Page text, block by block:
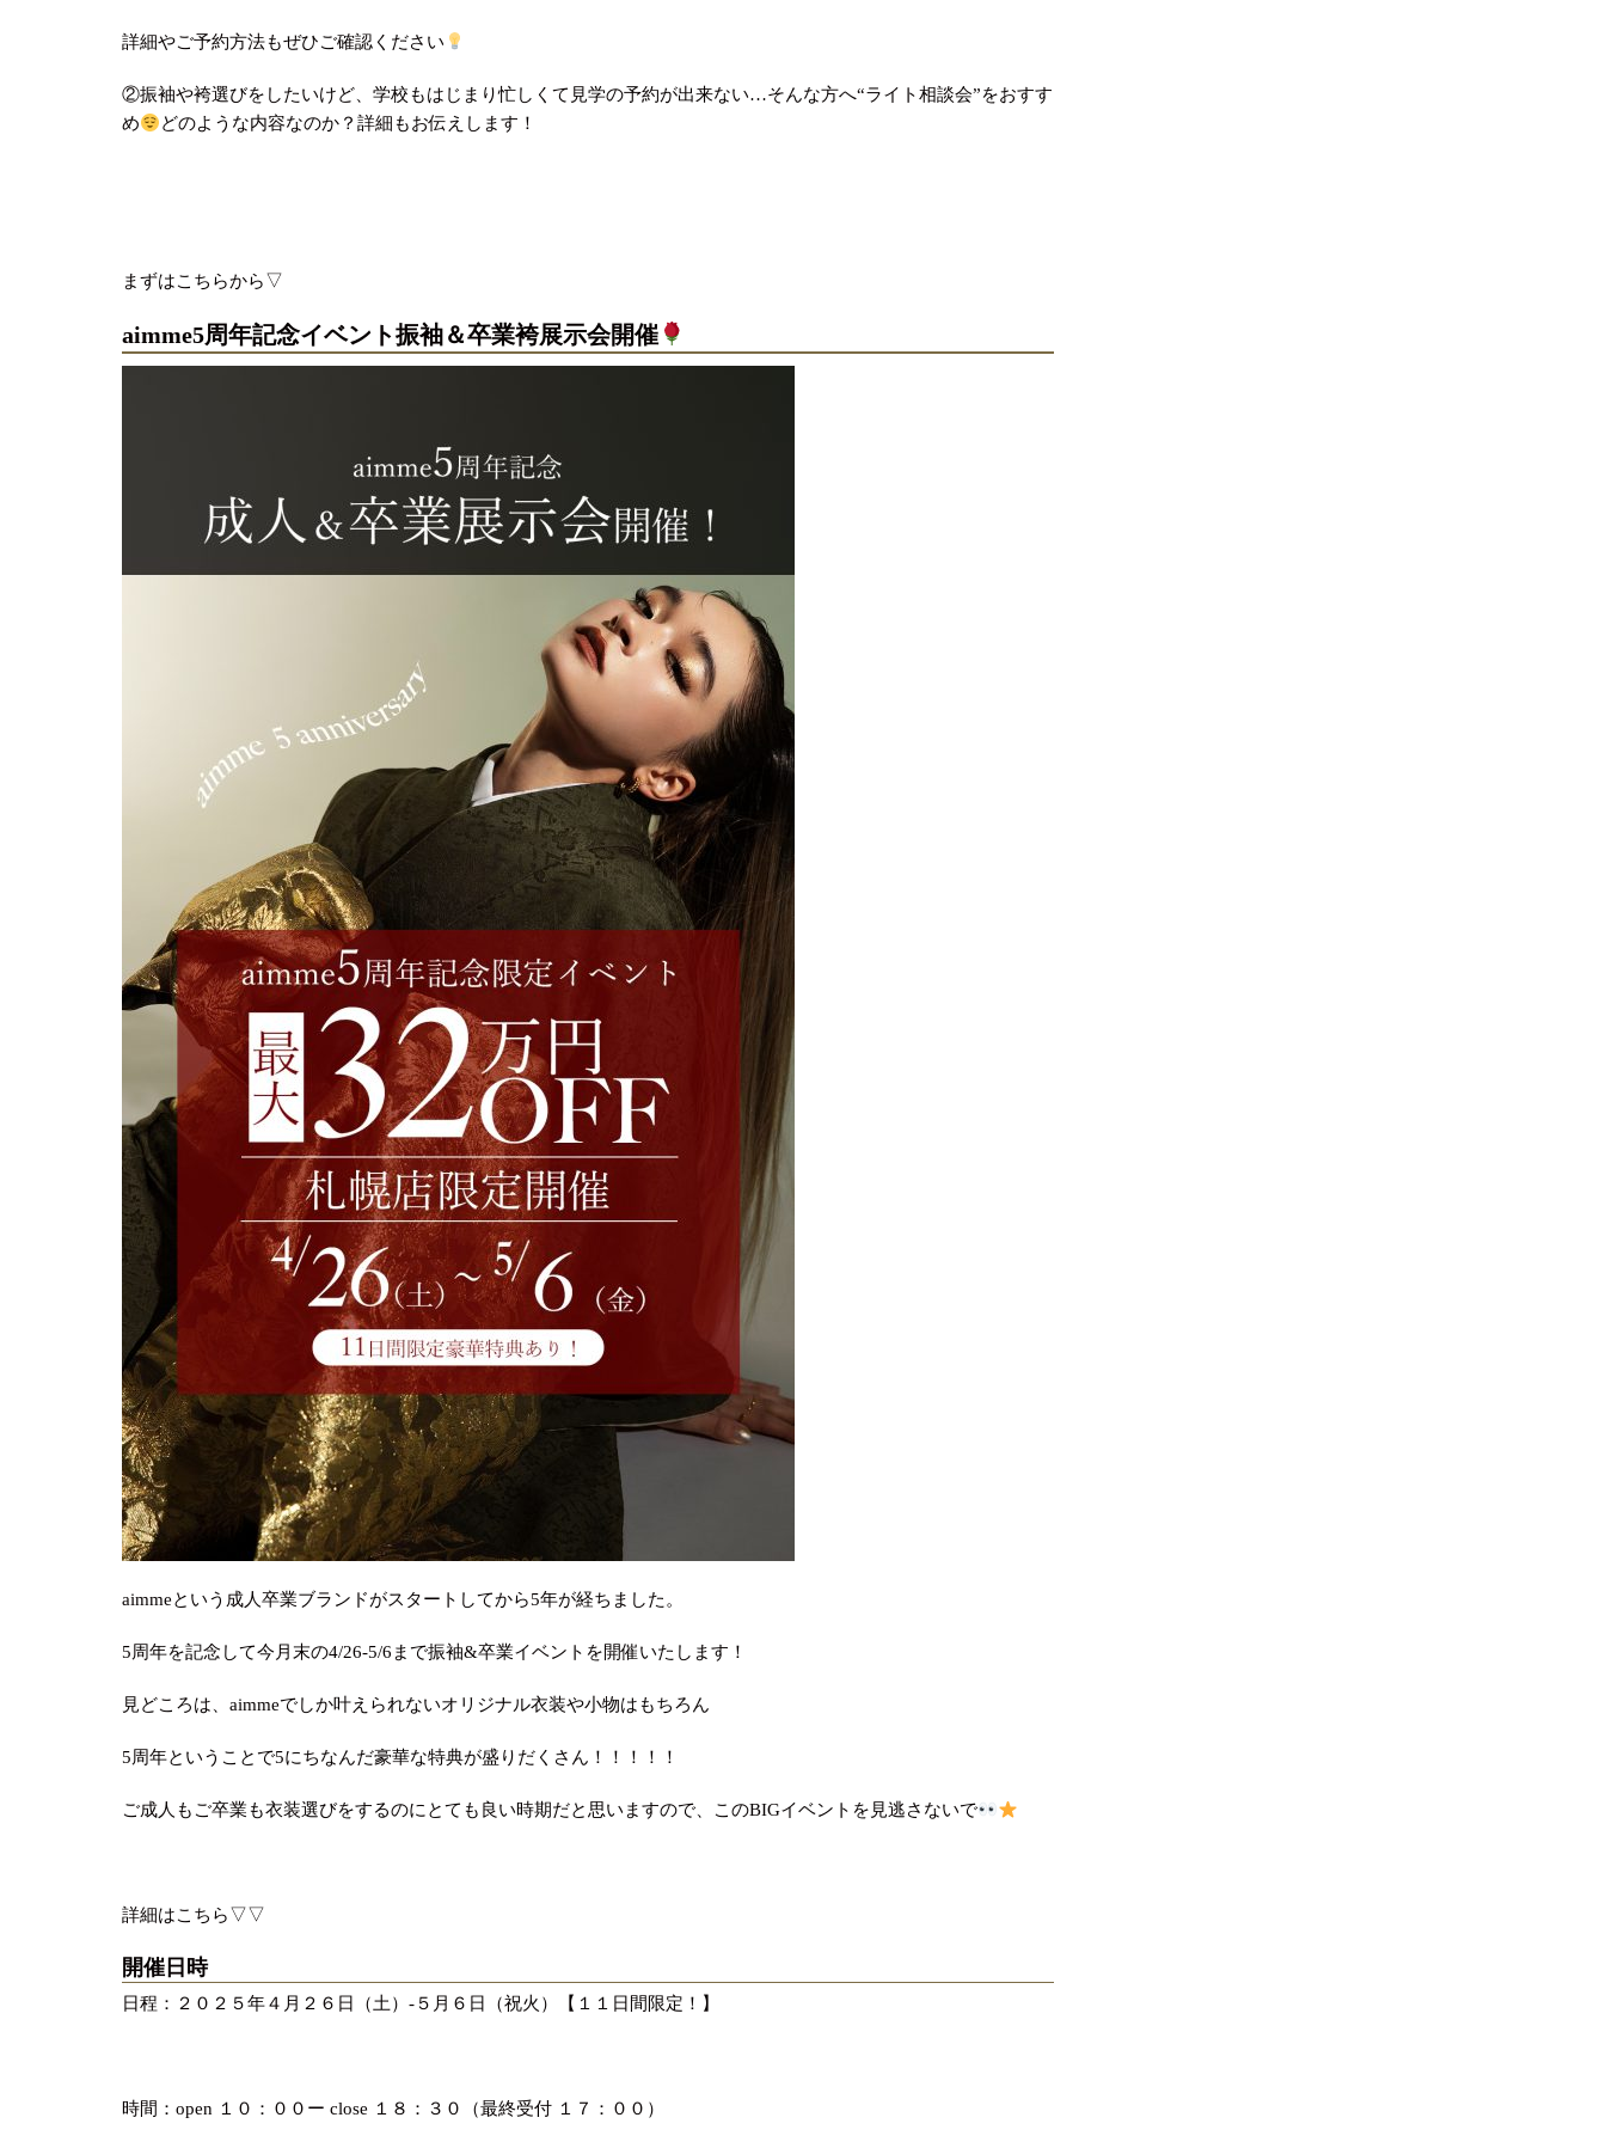
詳細やご予約方法もぜひご確認ください
②振袖や袴選びをしたいけど、学校もはじまり忙しくて見学の予約が出来ない…そんな方へ“ライト相談会”をおすす
め
どのような内容なのか？詳細もお伝えします！
まずはこちらから▽
aimme5周年記念イベント振袖＆卒業袴展示会開催
aimmeという成人卒業ブランドがスタートしてから5年が経ちました。
5周年を記念して今月末の4/26-5/6まで振袖&卒業イベントを開催いたします！
見どころは、aimmeでしか叶えられないオリジナル衣装や小物はもちろん
5周年ということで5にちなんだ豪華な特典が盛りだくさん！！！！！
ご成人もご卒業も衣装選びをするのにとても良い時期だと思いますので、このBIGイベントを見逃さないで
詳細はこちら▽▽
開催日時
日程：２０２５年４月２６日（土）-５月６日（祝火）【１１日間限定！】
時間：open １０：００ー close １８：３０（最終受付 １７：００）